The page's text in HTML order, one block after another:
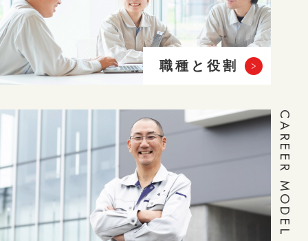
職種と役割
CAREER MODEL